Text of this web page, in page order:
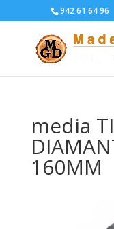
942 61 64 96
media
160MM